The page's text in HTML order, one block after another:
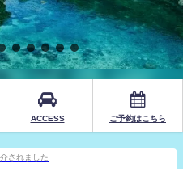
ACCESS ご予約はこちら